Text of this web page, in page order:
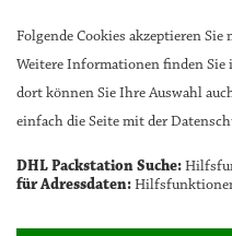
Brasil fazenda
Bitte wählen
Folgende Cookies akzeptieren
Weitere Informationen finden
dort können Sie Ihre Auswahl
einfach die Seite mit der
DHL Packstation Suche:
für Adressdaten: